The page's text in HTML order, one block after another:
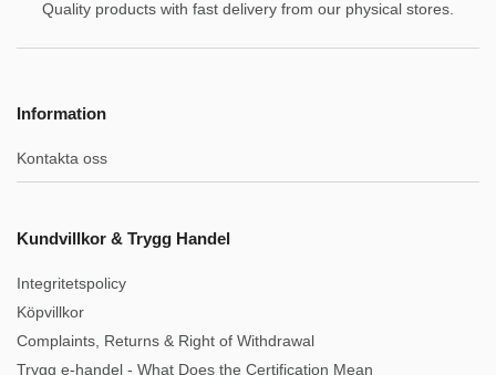
Quality products with fast delivery from our physical stores.
Information
Kontakta oss
Kundvillkor & Trygg Handel
Integritetspolicy
Köpvillkor
Complaints, Returns & Right of Withdrawal
Trygg e-handel - What Does the Certification Mean